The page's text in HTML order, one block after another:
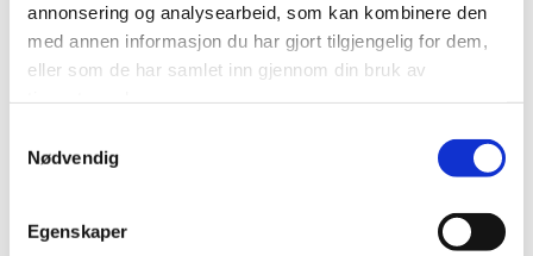
annonsering og analysearbeid, som kan kombinere den
med annen informasjon du har gjort tilgjengelig for dem,
eller som de har samlet inn gjennom din bruk av
Nødvendig
Egenskaper
SP
Høyre